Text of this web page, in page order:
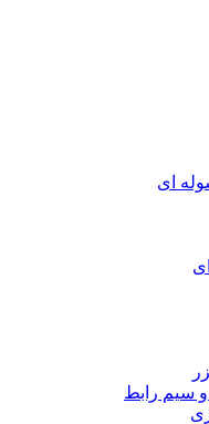
ای
سیم رابط